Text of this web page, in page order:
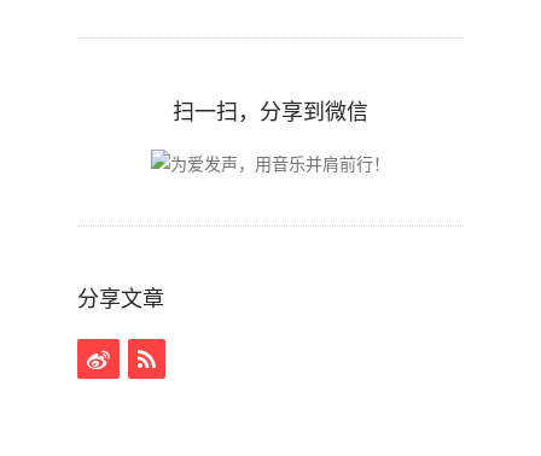
扫一扫，分享到微信
分享文章